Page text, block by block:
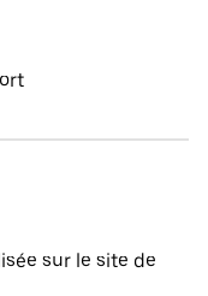
sur le site de